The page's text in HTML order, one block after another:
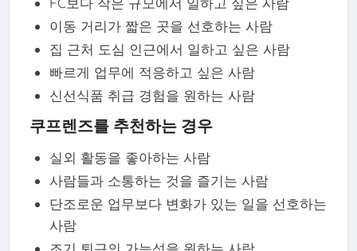
이동 거리가 짧은 곳을 선호하는 사람
집 근처 도심 인근에서 일하고 싶은 사람
빠르게 업무에 적응하고 싶은 사람
신선식품 취급 경험을 원하는 사람
쿠프렌즈를 추천하는 경우
실외 활동을 좋아하는 사람
사람들과 소통하는 것을 즐기는 사람
단조로운 업무보다 변화가 있는 일을 선호하는
사람